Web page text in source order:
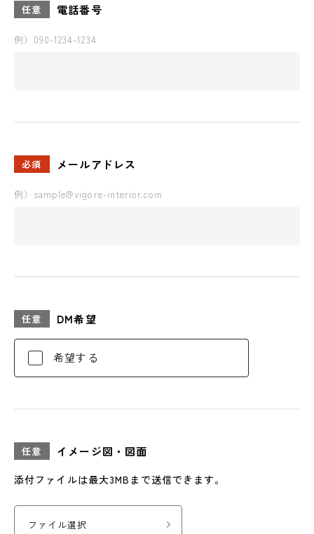
任意 電話番号
例）090-1234-1234
必須 メールアドレス
例）sample@vigore-interior.com
任意 DM希望
希望する
任意 イメージ図・ 図面
添付ファイルは最大3MBまで送信できます。
ファイル選択